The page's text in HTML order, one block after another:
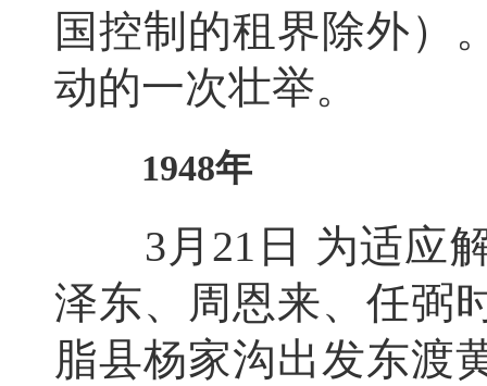
国控制的租界除外）
动的一次壮举。
1948年
3月21日 为适应解
泽东、周恩来、任弼
脂县杨家沟出发东渡